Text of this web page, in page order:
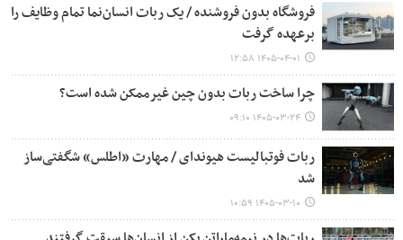
فروشگاه بدون فروشنده / یک ربات انسان‌نما تمام وظایف را
برعهده گرفت
۱۴۰۵-۰۴-۰۱ ۱۲:۵۸
چرا ساخت ربات بدون چین غیرممکن شده است؟
۱۴۰۵-۰۳-۲۴ ۰۹:۱۰
ربات فوتبالیست هیوندای / مهارت «اطلس» شگفتی‌ساز
شد
۱۴۰۵-۰۳-۱۰ ۱۰:۵۹